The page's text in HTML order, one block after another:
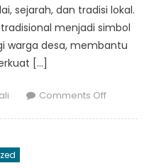
sejarah, dan tradisi lokal.
menjadi simbol
warga desa, membantu
[…]
Comments Offon